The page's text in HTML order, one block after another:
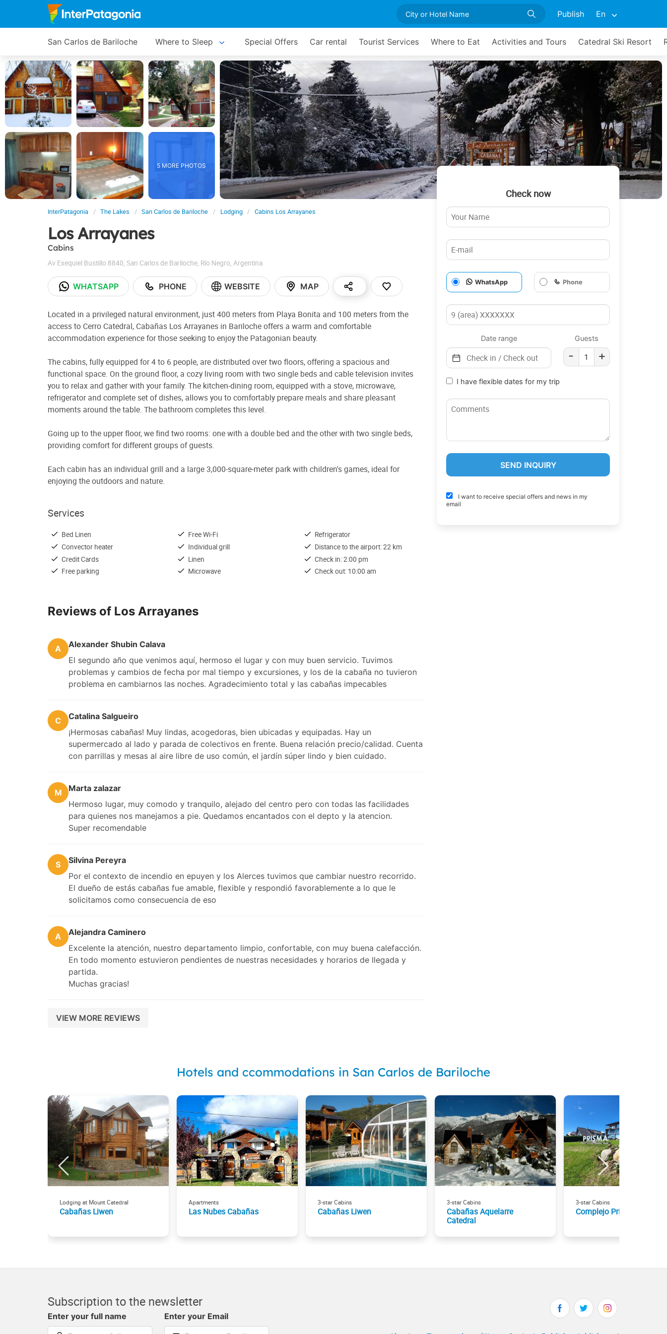
Publish En
San Carlos de Bariloche Where to Sleep Special Offers Car rental Tourist Services Where to Eat Activities and Tours Catedral Ski Resort
5 MORE PHOTOS
InterPatagonia The Lakes San Carlos de Bariloche Lodging Cabins Los Arrayanes
Los Arrayanes
Cabins
Av Exequiel Bustillo 8840, San Carlos de Bariloche, Río Negro, Argentina
WHATSAPP PHONE WEBSITE MAP
Located in a privileged natural environment, just 400 meters from Playa Bonita and 100 meters from the
access to Cerro Catedral, Cabañas Los Arrayanes in Bariloche offers a warm and comfortable
accommodation experience for those seeking to enjoy the Patagonian beauty.
The cabins, fully equipped for 4 to 6 people, are distributed over two floors, offering a spacious and
functional space. On the ground floor, a cozy living room with two single beds and cable television invites
you to relax and gather with your family. The kitchen-dining room, equipped with a stove, microwave,
refrigerator and complete set of dishes, allows you to comfortably prepare meals and share pleasant
moments around the table. The bathroom completes this level.
Going up to the upper floor, we find two rooms: one with a double bed and the other with two single beds,
providing comfort for different groups of guests.
Each cabin has an individual grill and a large 3,000-square-meter park with children's games, ideal for
enjoying the outdoors and nature.
Services
Bed Linen
Convector heater
Credit Cards
Free parking
Free Wi-Fi
Individual grill
Linen
Microwave
Refrigerator
Distance to the airport: 22 km
Check in: 2:00 pm
Check out: 10:00 am
Reviews of Los Arrayanes
A
Alexander Shubin Calava
El segundo año que venimos aquí, hermoso el lugar y con muy buen servicio. Tuvimos
problemas y cambios de fecha por mal tiempo y excursiones, y los de la cabaña no tuvieron
problema en cambiarnos las noches. Agradecimiento total y las cabañas impecables
C
Catalina Salgueiro
¡Hermosas cabañas! Muy lindas, acogedoras, bien ubicadas y equipadas. Hay un
supermercado al lado y parada de colectivos en frente. Buena relación precio/calidad. Cuenta
con parrillas y mesas al aire libre de uso común, el jardín súper lindo y bien cuidado.
M
Marta zalazar
Hermoso lugar, muy comodo y tranquilo, alejado del centro pero con todas las facilidades
para quienes nos manejamos a pie. Quedamos encantados con el depto y la atencion.
Super recomendable
S
Silvina Pereyra
Por el contexto de incendio en epuyen y los Alerces tuvimos que cambiar nuestro recorrido.
El dueño de estás cabañas fue amable, flexible y respondió favorablemente a lo que le
solicitamos como consecuencia de eso
A
Alejandra Caminero
Excelente la atención, nuestro departamento limpio, confortable, con muy buena calefacción.
En todo momento estuvieron pendientes de nuestras necesidades y horarios de llegada y
partida.
Muchas gracias!
VIEW MORE REVIEWS
Check now
WhatsApp Phone
Date range Guests
- +
I have flexible dates for my trip
I want to receive special offers and news in my
email
Hotels and ccommodations in San Carlos de Bariloche
Lodging at Mount Catedral
Cabañas Liwen
Apartments
Las Nubes Cabañas
3-star Cabins
Cabañas Liwen
3-star Cabins
Cabañas Aquelarre
Catedral
3-star Cabins
Complejo Prisma
Subscription to the newsletter
Enter your full name Enter your Email